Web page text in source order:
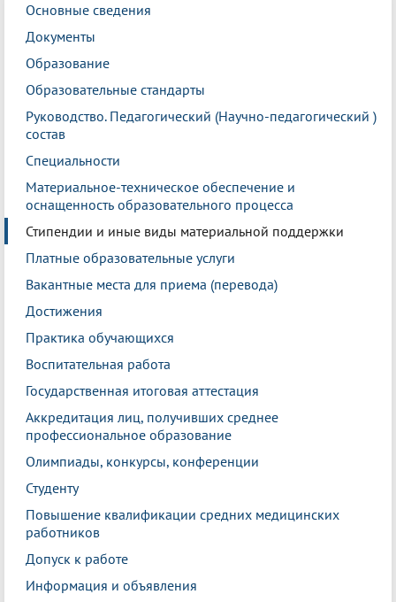
Основные сведения
Документы
Образование
Образовательные стандарты
Руководство. Педагогический (Научно-педагогический )
состав
Специальности
Материальное-техническое обеспечение и
оснащенность образовательного процесса
Стипендии и иные виды материальной поддержки
Платные образовательные услуги
Вакантные места для приема (перевода)
Достижения
Практика обучающихся
Воспитательная работа
Государственная итоговая аттестация
Аккредитация лиц, получивших среднее
профессиональное образование
Олимпиады, конкурсы, конференции
Студенту
Повышение квалификации средних медицинских
работников
Допуск к работе
Информация и объявления